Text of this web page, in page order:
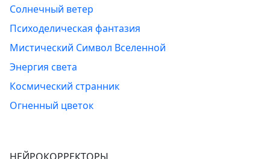
Солнечный ветер
Психоделическая фантазия
Мистический Символ Вселенной
Энергия света
Космический странник
Огненный цветок